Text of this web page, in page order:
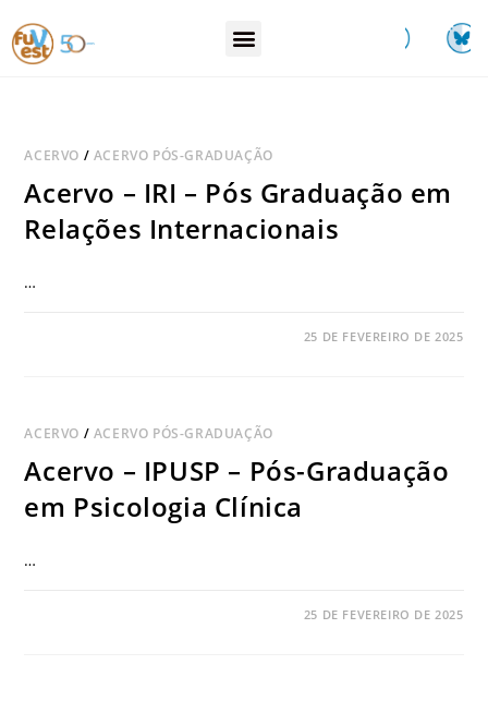
ACERVO / ACERVO PÓS-GRADUAÇÃO
Acervo – IRI – Pós Graduação em
Relações Internacionais
…
25 DE FEVEREIRO DE 2025
ACERVO / ACERVO PÓS-GRADUAÇÃO
Acervo – IPUSP – Pós-Graduação
em Psicologia Clínica
…
25 DE FEVEREIRO DE 2025